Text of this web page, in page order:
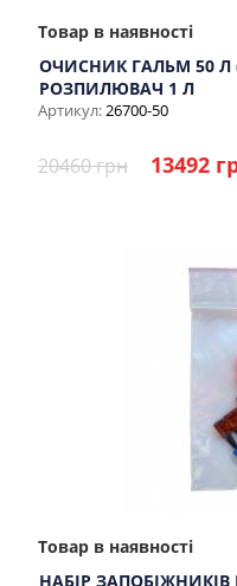
Товар в наявності
ОЧИСНИК ГАЛЬМ 50 Л
РОЗПИЛЮВАЧ 1 Л
Артикул:26700-50
20460 грн 13492
Товар в наявності
НАБІР ЗАПОБІЖНИКІВ